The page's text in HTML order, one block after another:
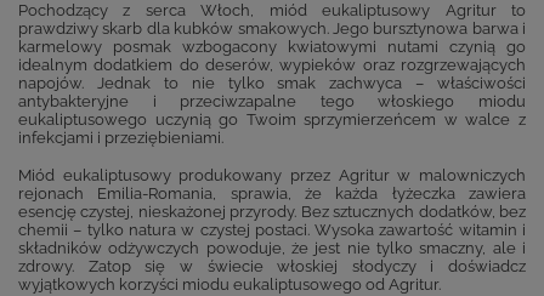
Pochodzący z serca Włoch, miód eukaliptusowy Agritur to
prawdziwy skarb dla kubków smakowych. Jego bursztynowa barwa i
karmelowy posmak wzbogacony kwiatowymi nutami czynią go
idealnym dodatkiem do deserów, wypieków oraz rozgrzewających
napojów. Jednak to nie tylko smak zachwyca – właściwości
antybakteryjne i przeciwzapalne tego włoskiego miodu
eukaliptusowego uczynią go Twoim sprzymierzeńcem w walce z
infekcjami i przeziębieniami.
Miód eukaliptusowy produkowany przez Agritur w malowniczych
rejonach Emilia-Romania, sprawia, że każda łyżeczka zawiera
esencję czystej, nieskażonej przyrody. Bez sztucznych dodatków, bez
chemii – tylko natura w czystej postaci. Wysoka zawartość witamin i
składników odżywczych powoduje, że jest nie tylko smaczny, ale i
zdrowy. Zatop się w świecie włoskiej słodyczy i doświadcz
wyjątkowych korzyści miodu eukaliptusowego od Agritur.